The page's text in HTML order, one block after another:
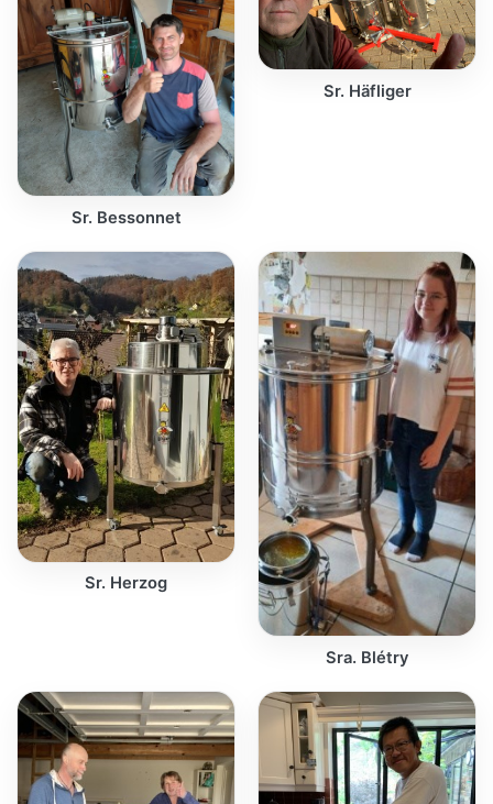
Sr. Bessonnet
Sr. Häfliger
Sr. Herzog
Sra. Blétry